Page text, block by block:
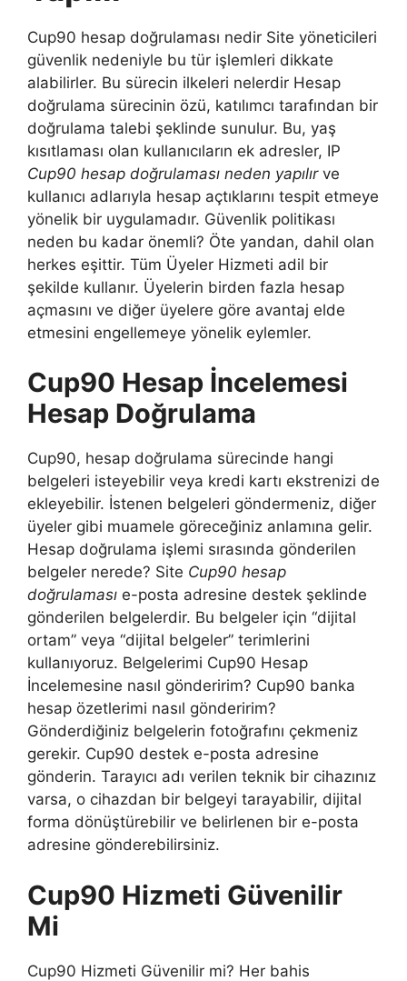
Cup90 hesap doğrulaması nedir Site yöneticileri
güvenlik nedeniyle bu tür işlemleri dikkate
alabilirler. Bu sürecin ilkeleri nelerdir Hesap
doğrulama sürecinin özü, katılımcı tarafından bir
doğrulama talebi şeklinde sunulur. Bu, yaş
kısıtlaması olan kullanıcıların ek adresler, IP
Cup90 hesap doğrulaması neden yapılırve
kullanıcı adlarıyla hesap açtıklarını tespit etmeye
yönelik bir uygulamadır. Güvenlik politikası
neden bu kadar önemli? Öte yandan, dahil olan
herkes eşittir. Tüm Üyeler Hizmeti adil bir
şekilde kullanır. Üyelerin birden fazla hesap
açmasını ve diğer üyelere göre avantaj elde
etmesini engellemeye yönelik eylemler.
Cup90 Hesap İncelemesi
Hesap Doğrulama
Cup90, hesap doğrulama sürecinde hangi
belgeleri isteyebilir veya kredi kartı ekstrenizi de
ekleyebilir. İstenen belgeleri göndermeniz, diğer
üyeler gibi muamele göreceğiniz anlamına gelir.
Hesap doğrulama işlemi sırasında gönderilen
belgeler nerede? Site Cup90 hesap
doğrulaması e-posta adresine destek şeklinde
gönderilen belgelerdir. Bu belgeler için “dijital
ortam” veya “dijital belgeler” terimlerini
kullanıyoruz. Belgelerimi Cup90 Hesap
İncelemesine nasıl gönderirim? Cup90 banka
hesap özetlerimi nasıl gönderirim?
Gönderdiğiniz belgelerin fotoğrafını çekmeniz
gerekir. Cup90 destek e-posta adresine
gönderin. Tarayıcı adı verilen teknik bir cihazınız
varsa, o cihazdan bir belgeyi tarayabilir, dijital
forma dönüştürebilir ve belirlenen bir e-posta
adresine gönderebilirsiniz.
Cup90 Hizmeti Güvenilir
Mi
Cup90 Hizmeti Güvenilir mi? Her bahis